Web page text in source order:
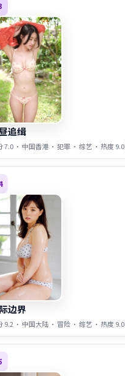
追缉
7.0 · 中国香港 · 犯罪 · 综艺 · 热度
边界
9.2 · 中国大陆 · 冒险 · 综艺 · 热度